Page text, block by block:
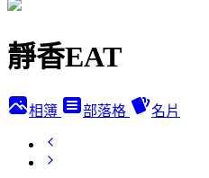
靜香EAT
相簿 部落格 名片